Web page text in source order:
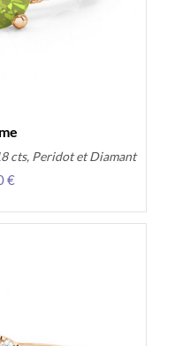
cts, Peridot et Diamant
€